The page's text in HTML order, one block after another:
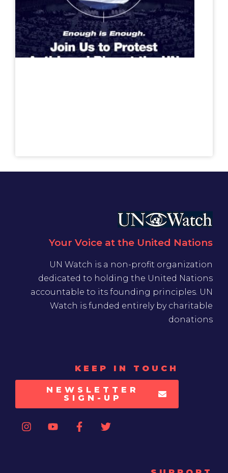
Your Voice at the United Nations
UN Watch is a non-profit organization
dedicated to holding the United Nations
accountable to its founding principles. UN
Watch is funded entirely by charitable
donations
KEEP IN TOUCH
NEWSLETTER
SIGN-UP